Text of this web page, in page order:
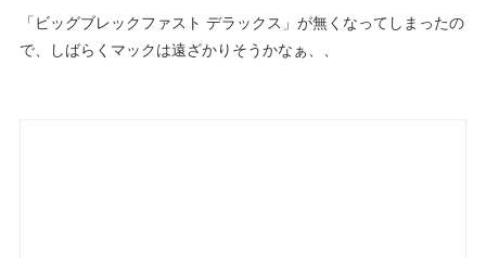
「ビッグブレックファスト デラックス」が無くなってしまったの
で、しばらくマックは遠ざかりそうかなぁ、、